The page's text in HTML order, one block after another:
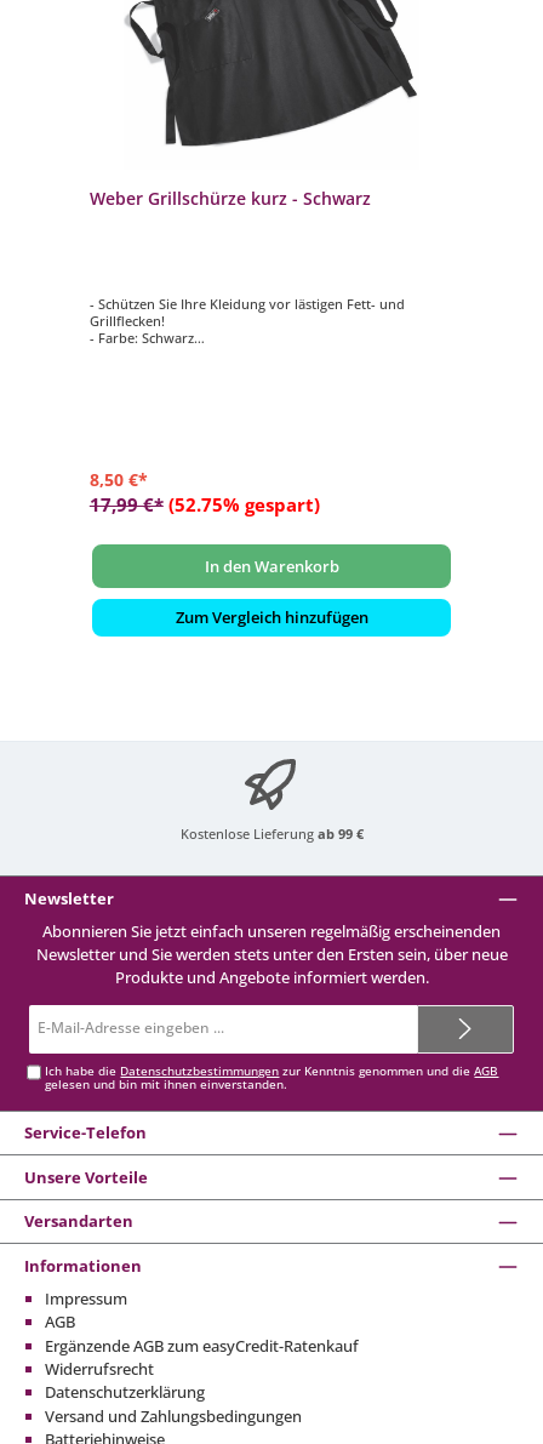
Weber Grillschürze kurz - Schwarz
- Schützen Sie Ihre Kleidung vor lästigen Fett- und
Grillflecken!
- Farbe: Schwarz
8,50 €*
17,99 €* (52.75% gespart)
In den Warenkorb
Zum Vergleich hinzufügen
Kostenlose Lieferung ab 99 €
Newsletter
Abonnieren Sie jetzt einfach unseren regelmäßig erscheinenden
Newsletter und Sie werden stets unter den Ersten sein, über neue
Produkte und Angebote informiert werden.
Mail-
Ich habe die Datenschutzbestimmungen zur Kenntnis genommen und dieAGB
gelesen und bin mit ihnen einverstanden.
Service-Telefon
Unsere Vorteile
Versandarten
Informationen
Impressum
AGB
Ergänzende AGB zum easyCredit-Ratenkauf
Widerrufsrecht
Datenschutzerklärung
Versand und Zahlungsbedingungen
Batteriehinweise